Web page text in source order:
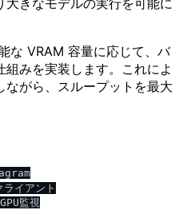
な VRAM 容量に応じて、バ
みを実装します。これによ
ながら、スループットを最大
イアント
監視